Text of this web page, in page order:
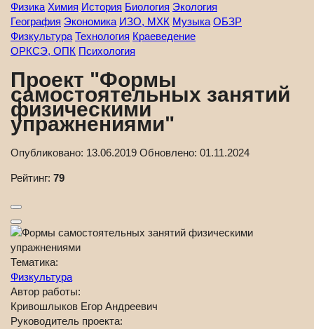
Физика Химия История Биология Экология
География Экономика ИЗО, МХК Музыка ОБЗР
Физкультура Технология Краеведение
ОРКСЭ, ОПК Психология
Проект "Формы
самостоятельных занятий
физическими
упражнениями"
Опубликовано: 13.06.2019 Обновлено: 01.11.2024
Рейтинг: 79
Тематика:
Физкультура
Автор работы:
Кривошлыков Егор Андреевич
Руководитель проекта: